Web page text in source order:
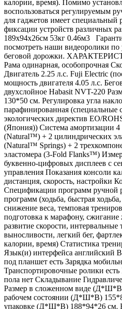
калории, время). Помимо
воспользоваться регулируемым
для гаджетов имеет специальный
фиксации устройств различных
189х94х26см 53кг 0.46м3
посмотреть наши видеоролики
беговой дорожки.
Рама одинарная, особопрочная
Двигатель 2.25 л.с. Fuji Electric
мощность двигателя 4.05 л.с.
двухслойное Habasit NVT-220
130*50 см. Регулировка угла
парафинированная (специальные
экологических директив EO/
(Япония)) Система амортизации 4
(Natural™) + 2 цилиндрических
(Natural™ Springs) + 2
эластомера (3-Fold Flanks™)
буквенно-цифровых дисплеев с
управления Показания консоли
дистанция, скорость, настройки
Спецификации программ ручной
программ (ходьба, быстрая
снижение веса, темповая
подготовка к марафону,
развитие скорости, интервальные
выносливости, легкий бег,
калории, время) Статистика
Язык(и) интерфейса английский
под планшет есть Зарядка
Транспортировочные ролики
пола нет Складывание
Размер в сложенном виде
рабочем состоянии (Д*Ш*В)
упаковке (Д*Ш*В) 188*94*26 см.